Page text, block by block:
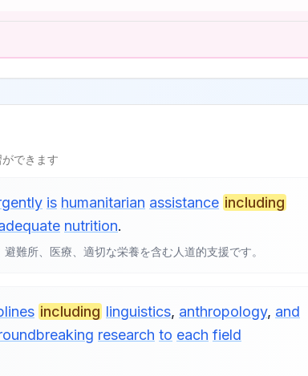
できます
is humanitarian assistance including
nutrition.
難所、医療、適切な栄養を含む人道的支援です。
including linguistics, anthropology, and
research to each field